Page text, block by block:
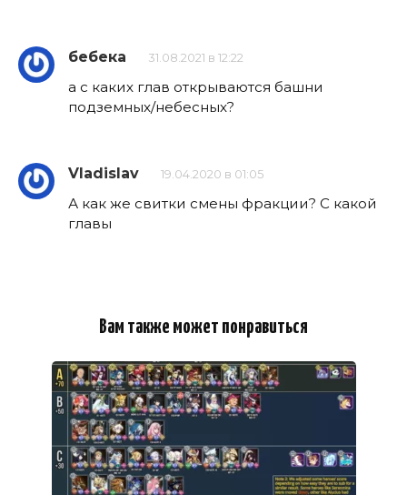
бебека 31.08.2021 в 12:22
а с каких глав открываются башни
подземных/небесных?
Vladislav 19.04.2020 в 01:05
А как же свитки смены фракции? С какой
главы
Вам также может понравиться